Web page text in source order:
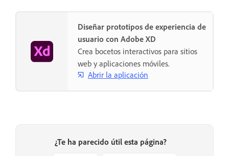
Diseñar prototipos de experiencia de
usuario con Adobe XD
Crea bocetos interactivos para sitios
web y aplicaciones móviles.
Abrir la aplicación
¿Te ha parecido útil esta página?